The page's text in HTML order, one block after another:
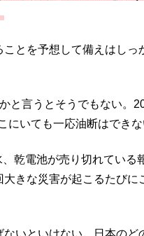
とを予想して備えはしっ
と言うとそうでもない。
いても一応油断はできな
乾電池が売り切れている
きな災害が起こるたびに